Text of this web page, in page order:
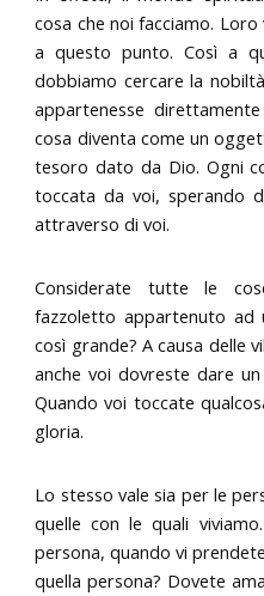
cosa che noi facciamo.
a questo punto. Così a
dobbiamo cercare la
appartenesse
cosa diventa come un
tesoro dato da Dio. Ogni
toccata da voi, sperando
attraverso di voi.
Considerate tutte le
fazzoletto appartenuto ad
così grande? A causa delle
anche voi dovreste dare
Quando voi toccate
gloria.
Lo stesso vale sia per le
quelle con le quali
persona, quando vi
quella persona? Dovete